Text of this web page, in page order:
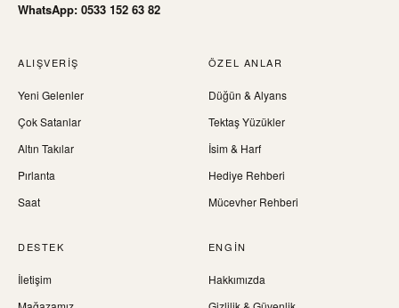
WhatsApp: 0533 152 63 82
ALIŞVERIŞ
Yeni Gelenler
Çok Satanlar
Altın Takılar
Pırlanta
Saat
ÖZEL ANLAR
Düğün & Alyans
Tektaş Yüzükler
İsim & Harf
Hediye Rehberi
Mücevher Rehberi
DESTEK
İletişim
ENGIN
Hakkımızda